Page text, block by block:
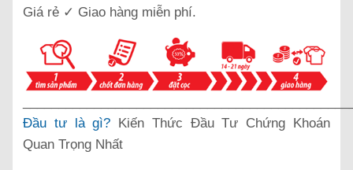
Giá rẻ ✓ Giao hàng miễn phí.
Đầu tư là gì? Kiến Thức Đầu Tư Chứng Khoán
Quan Trọng Nhất